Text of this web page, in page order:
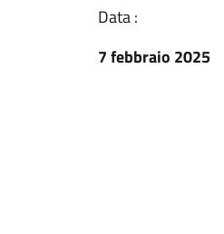
Data :
7 febbraio 2025